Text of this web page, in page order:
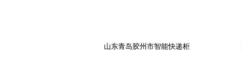
山东青岛胶州市智能快递柜